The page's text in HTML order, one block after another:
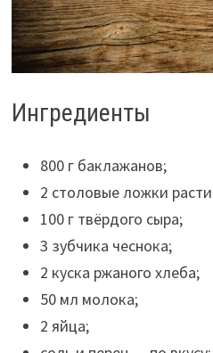
Ингредиенты
800 г баклажанов;
2 столовые ложки
100 г твёрдого сыра;
3 зубчика чеснока;
2 куска ржаного хлеба;
50 мл молока;
2 яйца;